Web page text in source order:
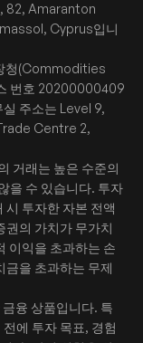
82, Amaranton
Cyprus입니
청(Commodities
번호 20200000409
주소는 Level 9,
Centre 2,
거래는 높은 수준의
을 수 있습니다. 투자
시 투자한 자본 전액
권의 가치가 무가치
이익을 초과하는 손
금을 초과하는 무제
융 상품입니다. 특
에 투자 목표, 경험